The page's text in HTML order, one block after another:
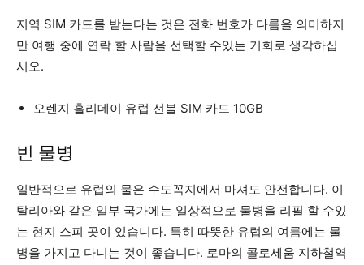
지역 SIM 카드를 받는다는 것은 전화 번호가 다름을 의미하지
만 여행 중에 연락 할 사람을 선택할 수있는 기회로 생각하십
시오.
오렌지 홀리데이 유럽 선불 SIM 카드 10GB
빈 물병
일반적으로 유럽의 물은 수도꼭지에서 마셔도 안전합니다. 이
탈리아와 같은 일부 국가에는 일상적으로 물병을 리필 할 수있
는 현지 스피 곳이 있습니다. 특히 따뜻한 유럽의 여름에는 물
병을 가지고 다니는 것이 좋습니다. 로마의 콜로세움 지하철역